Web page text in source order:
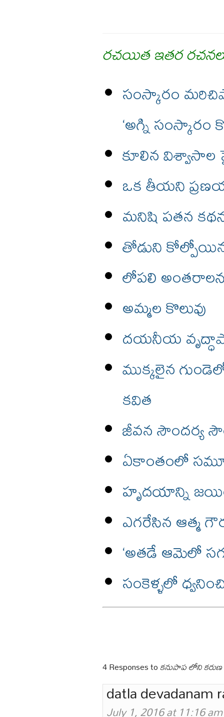
రచయిత ఇతర
సంస్కారం
‘అగ్ని సంస్కారం
కూలిన విశ్వాసాల
ఒక తీయని
మనిషి పతన
తోడుని
లోపలి
అమ్మల కొలువు
దయనీయ
ముక్కలైన
కవిత
జీవన సౌందర్య
ఏకాంతంలో
హృదయాన్ని
ఎగరేసిన ఆత్మ
‘అతడే ఆమెలో
సంకెళ్ళలో
4 Responses toకనుపాప లోని
datla devadanam
July 1, 2016 at 11:16 am